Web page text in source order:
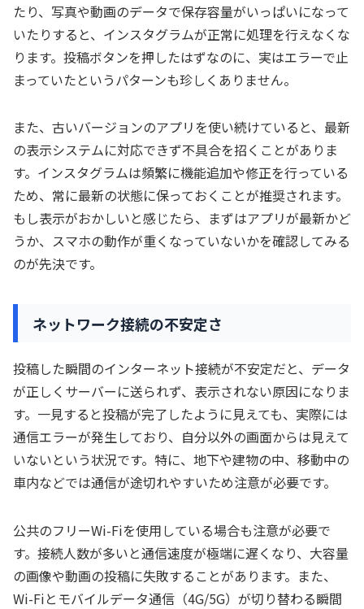
たり、写真や動画のデータで保存容量がいっぱいになって
いたりすると、インスタグラムが正常に処理を行えなくな
ります。投稿ボタンを押したはずなのに、実はエラーで止
まっていたというパターンも珍しくありません。
また、古いバージョンのアプリを使い続けていると、最新
の表示システムに対応できず不具合を招くことがありま
す。インスタグラムは頻繁に機能追加や修正を行っている
ため、常に最新の状態に保っておくことが推奨されます。
もし表示がおかしいと感じたら、まずはアプリが最新かど
うか、スマホの動作が重くなっていないかを確認してみる
のが先決です。
ネットワーク接続の不安定さ
投稿した瞬間のインターネット接続が不安定だと、データ
が正しくサーバーに送られず、表示されない原因になりま
す。一見すると投稿が完了したように見えても、実際には
通信エラーが発生しており、自分以外の画面からは見えて
いないという状況です。特に、地下や建物の中、移動中の
車内などでは通信が途切れやすいため注意が必要です。
公共のフリーWi-Fiを使用している場合も注意が必要で
す。接続人数が多いと通信速度が極端に遅くなり、大容量
の画像や動画の投稿に失敗することがあります。また、
Wi-Fiとモバイルデータ通信（4G/5G）が切り替わる瞬間